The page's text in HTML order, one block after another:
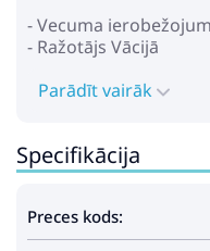
- Vecuma
- Ražotājs Vācijā
Parādīt vairāk
Specifikācija
Preces kods: